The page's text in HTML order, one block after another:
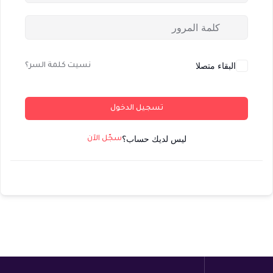
البقاء متصلا نسيت كلمة السر؟
تسجيل الدخول
ليس لديك حساب؟سجّل الآن